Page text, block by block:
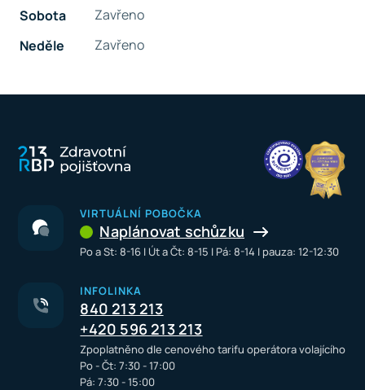
Sobota
Zavřeno
Neděle
Zavřeno
VIRTUÁLNÍ POBOČKA
Naplánovat schůzku
Po a St: 8-16 I Út a Čt: 8-15 I Pá: 8-14 I pauza: 12-12:30
INFOLINKA
840 213 213
+420 596 213 213
Zpoplatněno dle cenového tarifu operátora volajícího
Po - Čt: 7:30 - 17:00
Pá: 7:30 - 15:00